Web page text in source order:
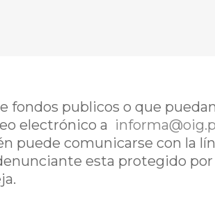
fondos publicos o que puedan
electrónico a
puede comunicarse con la
esta protegido